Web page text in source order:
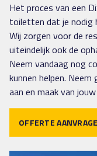
Het proces van een
toiletten dat je nodig
Wij zorgen voor de
uiteindelijk ook de
Neem vandaag nog
kunnen helpen. Neem
aan en maak van
OFFERTE